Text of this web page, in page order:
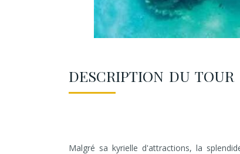
DESCRIPTION DU TOUR
Malgré sa kyrielle d'attractions, la